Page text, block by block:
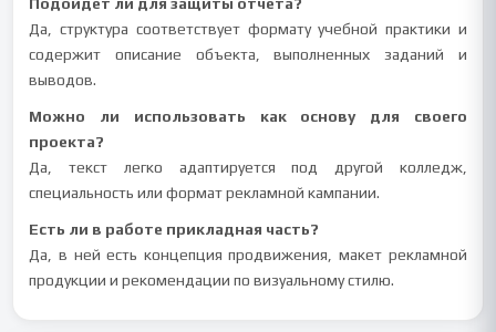
Да, структура соответствует формату учебной практики и
содержит описание объекта, выполненных заданий и
выводов.
Можно ли использовать как основу для своего
проекта?
Да, текст легко адаптируется под другой колледж,
специальность или формат рекламной кампании.
Есть ли в работе прикладная часть?
Да, в ней есть концепция продвижения, макет рекламной
продукции и рекомендации по визуальному стилю.